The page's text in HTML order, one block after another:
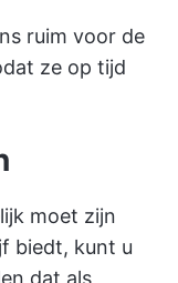
ruim voor de
ze op tijd
moet zijn
biedt, kunt u
dat als